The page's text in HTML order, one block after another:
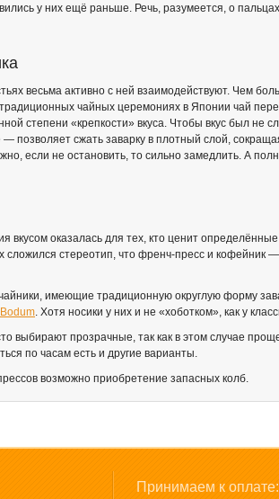
у них ещё раньше. Речь, разумеется, о
весьма активно с ней взаимодействуют. Чем
чайных церемониях в Японии чай
степени «крепкости» вкуса. Чтобы вкус был не
позволяет сжать заварку в плотный слой,
если не остановить, то сильно замедлить. А
оказалась для тех, кто ценит определённые
стереотип, что френч-пресс и кофейник
имеющие традиционную округлую форму
. Хотя носики у них и не «хоботком», как у
выбирают прозрачные, так как в этом случае
по часам есть и другие варианты.
возможно приобретение запасных колб.
Принимаем к оплате: